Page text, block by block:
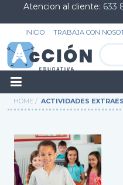
Atencion al cliente: 633
INICIO TRABAJA CON
HOME ACTIVIDADES